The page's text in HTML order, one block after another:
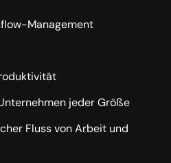
Management
jeder Größe
Fluss von Arbeit und